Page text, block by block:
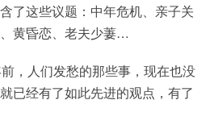
了这些议题：中年危机、亲子关
黄昏恋、老夫少萋…
，人们发愁的那些事，现在也没
已经有了如此先进的观点，有了